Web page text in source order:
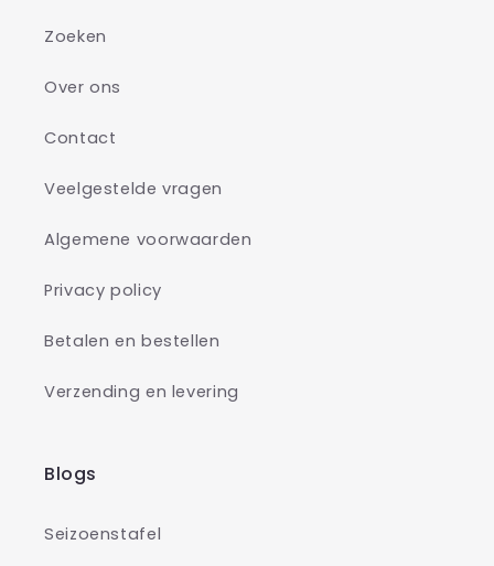
Zoeken
Over ons
Contact
Veelgestelde vragen
Algemene voorwaarden
Privacy policy
Betalen en bestellen
Verzending en levering
Blogs
Seizoenstafel